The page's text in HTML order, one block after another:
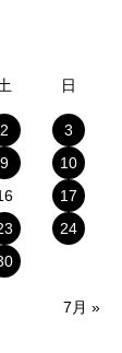
日
2
3
9
10
17
24
7月 »